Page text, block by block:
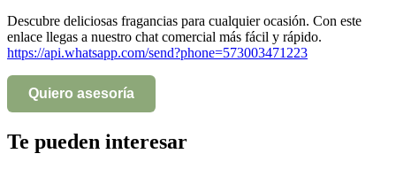
Descubre deliciosas fragancias para cualquier ocasión. Con este
enlace llegas a nuestro chat comercial más fácil y rápido.
https://api.whatsapp.com/send?phone=573003471223
Quiero asesoría
Te pueden interesar